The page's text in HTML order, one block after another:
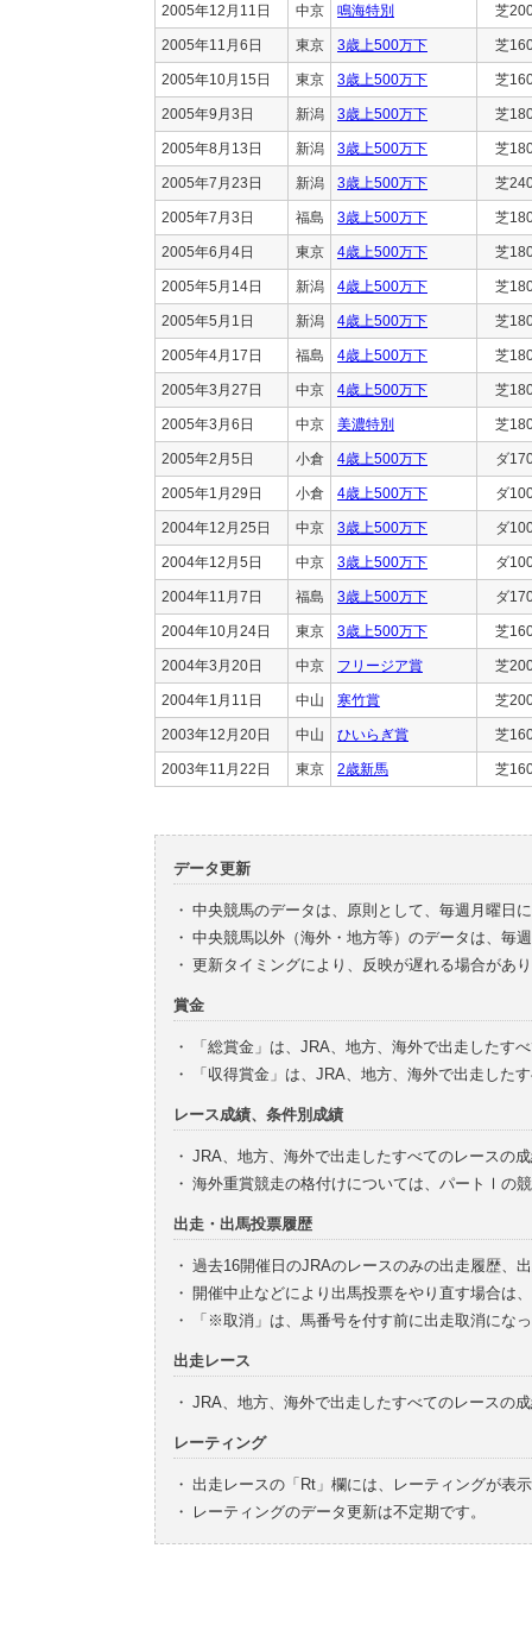
2005年12月11日 中京 鳴海特別 芝
2005年11月6日 東京 3歳上500万下 芝
2005年10月15日 東京 3歳上500万下 芝
2005年9月3日 新潟 3歳上500万下 芝
2005年8月13日 新潟 3歳上500万下 芝
2005年7月23日 新潟 3歳上500万下 芝
2005年7月3日 福島 3歳上500万下 芝
2005年6月4日 東京 4歳上500万下 芝
2005年5月14日 新潟 4歳上500万下 芝
2005年5月1日 新潟 4歳上500万下 芝
2005年4月17日 福島 4歳上500万下 芝
2005年3月27日 中京 4歳上500万下 芝
2005年3月6日 中京 美濃特別 芝
2005年2月5日 小倉 4歳上500万下 ダ
2005年1月29日 小倉 4歳上500万下 ダ
2004年12月25日 中京 3歳上500万下 ダ
2004年12月5日 中京 3歳上500万下 ダ
2004年11月7日 福島 3歳上500万下 ダ
2004年10月24日 東京 3歳上500万下 芝
2004年3月20日 中京 フリージア賞 芝
2004年1月11日 中山 寒竹賞 芝
2003年12月20日 中山 ひいらぎ賞 芝
2003年11月22日 東京 2歳新馬 芝
データ更新
・ 中央競馬のデータは、原則として、毎週月曜日
・ 中央競馬以外（海外・地方等）のデータは、毎
・ 更新タイミングにより、反映が遅れる場合があ
賞金
・
「総賞金」は、JRA、地方、海外で出走したす
・
「収得賞金」は、JRA、地方、海外で出走した
レース成績、条件別成績
・ JRA、地方、海外で出走したすべてのレースの
・ 海外重賞競走の格付けについては、パートⅠの
出走・出馬投票履歴
・ 過去16開催日のJRAのレースのみの出走履歴、
・ 開催中止などにより出馬投票をやり直す場合は
・
「※取消」は、馬番号を付す前に出走取消にな
出走レース
・ JRA、地方、海外で出走したすべてのレースの
レーティング
・ 出走レースの「Rt」欄には、レーティングが表
・
レーティングのデータ更新は不定期です。